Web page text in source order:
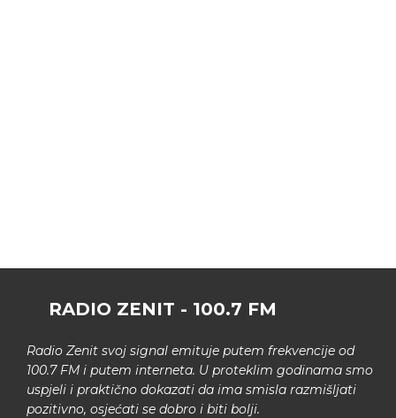
RADIO ZENIT - 100.7 FM
Radio Zenit svoj signal emituje putem frekvencije od
100.7 FM i putem interneta. U proteklim godinama smo
uspjeli i praktično dokazati da ima smisla razmišljati
pozitivno, osjećati se dobro i biti bolji.